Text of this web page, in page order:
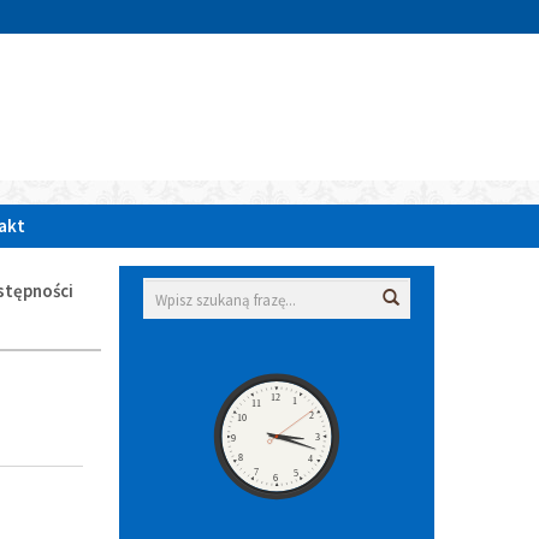
Wyszukiwarka
1
2
3
4
5
6
7
8
9
10
11
12